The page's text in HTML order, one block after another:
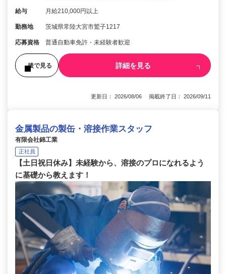
給与 月給210,000円以上
勤務地 茨城県常陸大宮市鷲子1217
応募資格 普通自動車免許・未経験者歓迎
後で見る 詳細を見る
更新日： 2026/08/06 掲載終了日： 2026/09/11
金属製品の製缶・溶接作業スタッフ
有限会社錦工業
正社員
【土日祝日休み】未経験から、溶接のプロになれるよう
に基礎から教えます！